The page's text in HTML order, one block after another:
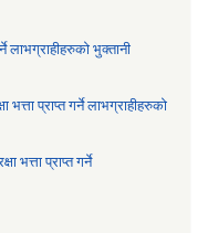
लाभग्राहीहरुको भुक्तानी
प्राप्त गर्ने लाभग्राहीहरुको
भत्ता प्राप्त गर्ने